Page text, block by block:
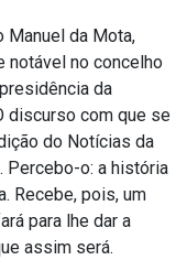
Manuel da Mota,
notável no concelho
da
discurso com que se
do Notícias da
Percebo-o: a história
Recebe, pois, um
para lhe dar a
assim será.